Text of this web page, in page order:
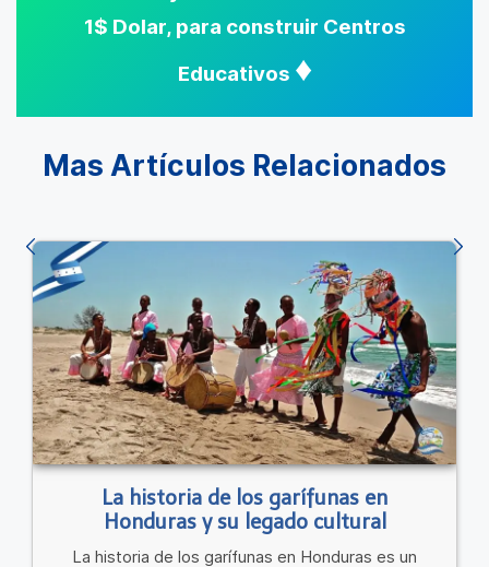
1$ Dolar, para construir Centros
Educativos ♦
Mas Artículos Relacionados
La historia de los garífunas en
Honduras y su legado cultural
La historia de los garífunas en Honduras es un